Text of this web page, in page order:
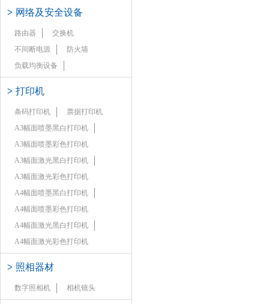
> 网络及安全设备
路由器
交换机
不间断电源
防火墙
负载均衡设备
> 打印机
条码打印机
票据打印机
A3幅面喷墨黑白打印机
A3幅面喷墨彩色打印机
A3幅面激光黑白打印机
A3幅面激光彩色打印机
A4幅面喷墨黑白打印机
A4幅面喷墨彩色打印机
A4幅面激光黑白打印机
A4幅面激光彩色打印机
> 照相器材
数字照相机 相机镜头